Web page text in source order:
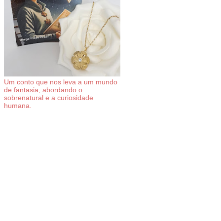
Um conto que nos leva a um mundo
de fantasia, abordando o
sobrenatural e a curiosidade
humana.